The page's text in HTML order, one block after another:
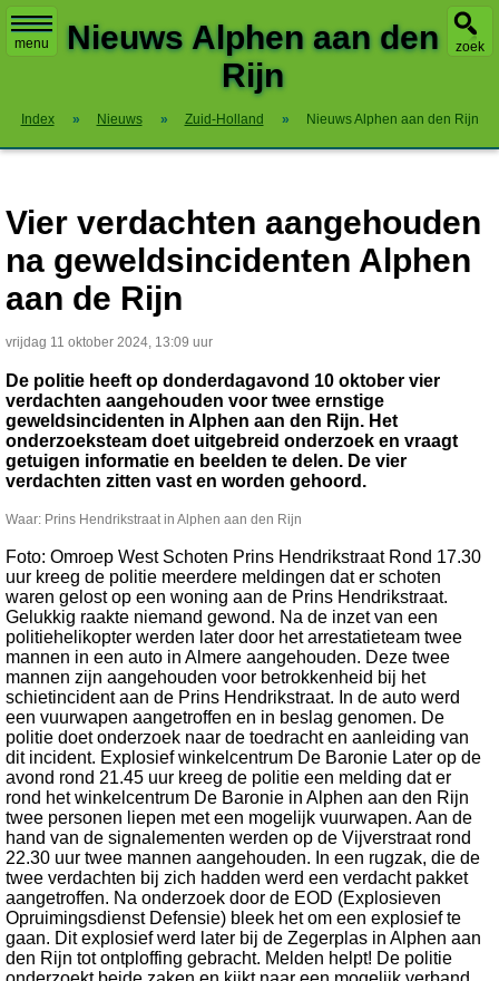
menu zoek
Nieuws Alphen aan den
Rijn
Index » Nieuws » Zuid-Holland » Nieuws Alphen aan den Rijn
Vier verdachten aangehouden
na geweldsincidenten Alphen
aan de Rijn
vrijdag 11 oktober 2024, 13:09 uur
De politie heeft op donderdagavond 10 oktober vier
verdachten aangehouden voor twee ernstige
geweldsincidenten in Alphen aan den Rijn. Het
onderzoeksteam doet uitgebreid onderzoek en vraagt
getuigen informatie en beelden te delen. De vier
verdachten zitten vast en worden gehoord.
Waar: Prins Hendrikstraat in Alphen aan den Rijn
Foto: Omroep West Schoten Prins Hendrikstraat Rond 17.30
uur kreeg de politie meerdere meldingen dat er schoten
waren gelost op een woning aan de Prins Hendrikstraat.
Gelukkig raakte niemand gewond. Na de inzet van een
politiehelikopter werden later door het arrestatieteam twee
mannen in een auto in Almere aangehouden. Deze twee
mannen zijn aangehouden voor betrokkenheid bij het
schietincident aan de Prins Hendrikstraat. In de auto werd
een vuurwapen aangetroffen en in beslag genomen. De
politie doet onderzoek naar de toedracht en aanleiding van
dit incident. Explosief winkelcentrum De Baronie Later op de
avond rond 21.45 uur kreeg de politie een melding dat er
rond het winkelcentrum De Baronie in Alphen aan den Rijn
twee personen liepen met een mogelijk vuurwapen. Aan de
hand van de signalementen werden op de Vijverstraat rond
22.30 uur twee mannen aangehouden. In een rugzak, die de
twee verdachten bij zich hadden werd een verdacht pakket
aangetroffen. Na onderzoek door de EOD (Explosieven
Opruimingsdienst Defensie) bleek het om een explosief te
gaan. Dit explosief werd later bij de Zegerplas in Alphen aan
den Rijn tot ontploffing gebracht. Melden helpt! De politie